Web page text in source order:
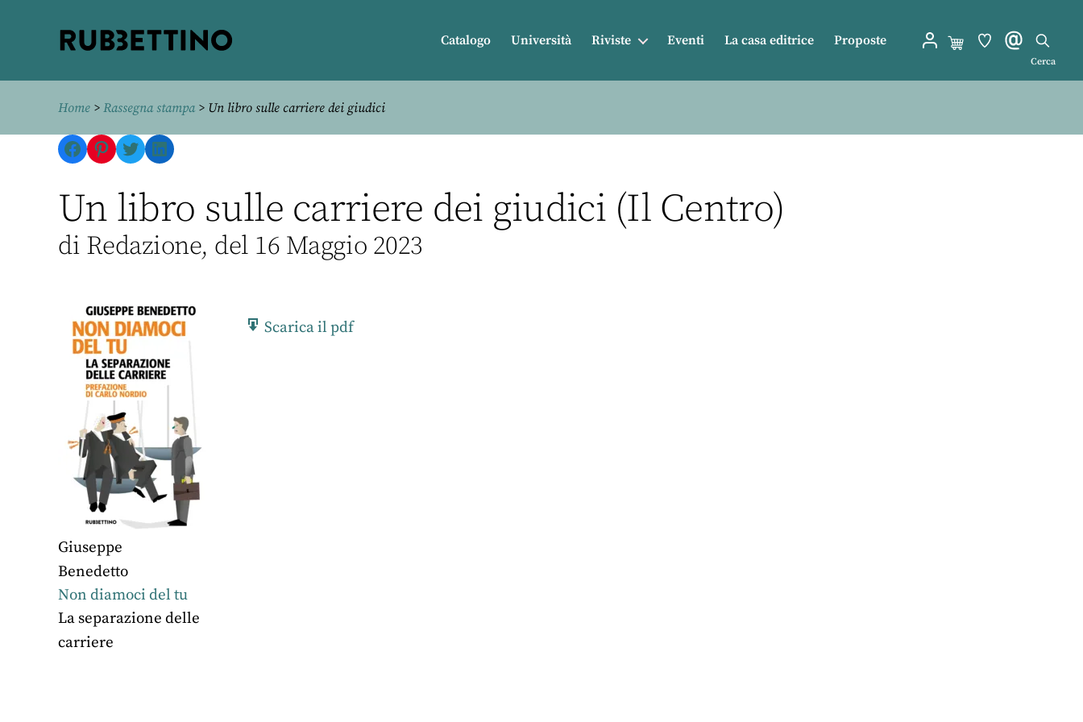
Catalogo Università Riviste Eventi La casa editrice Proposte
Cerca
Home > Rassegna stampa> Un libro sulle carriere dei giudici
Facebook
Pinterest
TwitterLinkedIn
Un libro sulle carriere dei giudici (Il Centro)
di Redazione, del 16 Maggio 2023
Giuseppe
Benedetto
Non diamoci del tu
La separazione delle
carriere
Scarica il pdf